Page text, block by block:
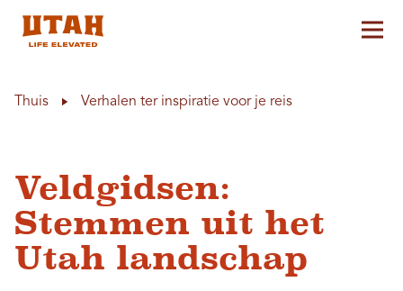
Thuis Verhalen ter inspiratie voor je reis
Veldgidsen:
Stemmen uit het
Utah landschap